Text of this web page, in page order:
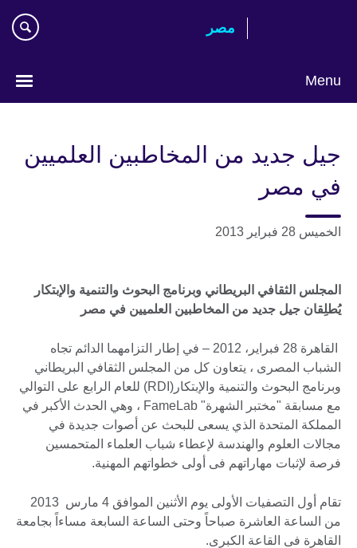
مصر‎
Menu
جيل جديد من المخاطبين العلميين
في مصر
الخميس 28 فبراير 2013
المجلس الثقافي البريطاني وبرنامج البحوث والتنمية والإبتكار
يُطلِقان جيل جديد من المخاطبين العلميين في مصر
القاهرة 28 فبراير، 2012 – في إطار التزامهما الدائم تجاه
الشباب المصرى ، يتعاون كل من المجلس الثقافي البريطاني
وبرنامج البحوث والتنمية والإبتكار(RDI) للعام الرابع على التوالي
مع مسابقة "مختبر الشهرة" FameLab ، وهي الحدث الأكبر في
المملكة المتحدة الذي يسعى للبحث عن أصوات جديدة في
مجالات العلوم والهندسة لإعطاء شباب العلماء المتحمسين
فرصة لإثبات مهاراتهم فى أولى خطواتهم المهنية.
تقام أول التصفيات الأولى يوم الأثنين الموافق 4 مارس 2013
من الساعة العاشرة صباحاً وحتى الساعة السابعة مساءاً بجامعة
القاهرة فى القاعة الكبرى.